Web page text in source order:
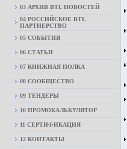
03 АРХИВ BTL НОВОСТЕЙ
04 РОССИЙСКОЕ BTL
ПАРТНЕРСТВО
05 СОБЫТИЯ
06 СТАТЬИ
07 КНИЖНАЯ ПОЛКА
08 CООБЩЕСТВО
09 ТЕНДЕРЫ
10 ПРОМОКАЛЬКУЛЯТОР
11 СЕРТИФИКАЦИЯ
12 КОНТАКТЫ